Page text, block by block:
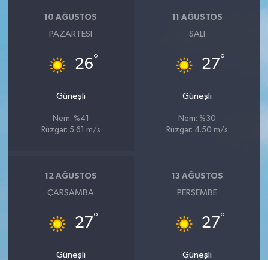
10 AĞUSTOS
PAZARTESI
26°
Güneşli
Nem: %41
Rüzgar: 5.61 m/s
11 AĞUSTOS
SALI
27°
Güneşli
Nem: %30
Rüzgar: 4.50 m/s
12 AĞUSTOS
ÇARŞAMBA
27°
Güneşli
13 AĞUSTOS
PERŞEMBE
27°
Güneşli